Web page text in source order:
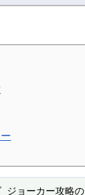
ジョーカー攻略